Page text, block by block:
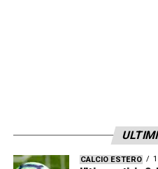
CALCIO ESTERO